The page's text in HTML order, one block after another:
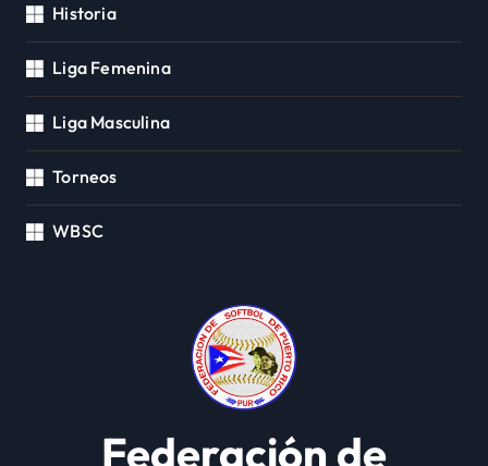
Historia
Liga Femenina
Liga Masculina
Torneos
WBSC
Federación de